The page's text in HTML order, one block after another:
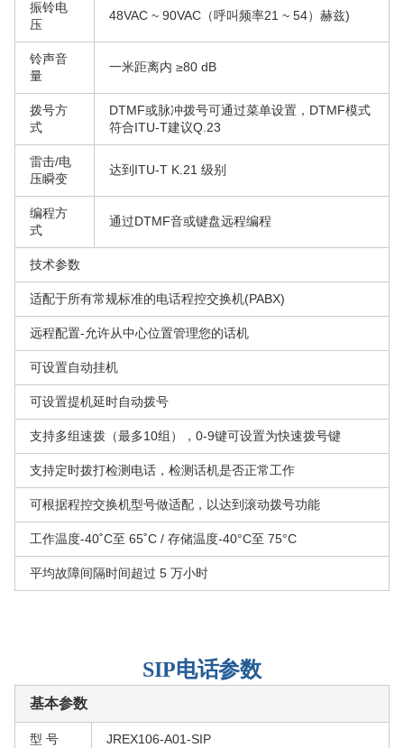
振铃电
压
48VAC ~ 90VAC（呼叫频率21 ~ 54）赫兹)
铃声音
量
一米距离内 ≥80 dB
拨号方
式
DTMF或脉冲拨号可通过菜单设置，DTMF模式
符合ITU-T建议Q.23
雷击/电
压瞬变
达到ITU-T K.21 级别
编程方
式
通过DTMF音或键盘远程编程
技术参数
适配于所有常规标准的电话程控交换机(PABX)
远程配置-允许从中心位置管理您的话机
可设置自动挂机
可设置提机延时自动拨号
支持多组速拨（最多10组），0-9键可设置为快速拨号键
支持定时拨打检测电话，检测话机是否正常工作
可根据程控交换机型号做适配，以达到滚动拨号功能
工作温度-40˚C至 65˚C / 存储温度-40°C至 75°C
平均故障间隔时间超过 5 万小时
SIP电话参数
基本参数
型 号 JREX106-A01-SIP